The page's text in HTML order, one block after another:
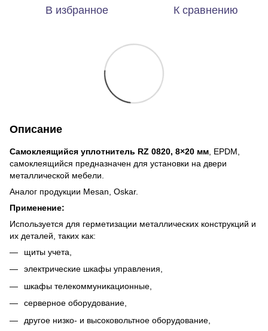
В избранное К сравнению
Описание
Самоклеящийся уплотнитель RZ 0820, 8×20 мм , EPDM,
самоклеящийся предназначен для установки на двери
металлической мебели.
Аналог продукции Mesan, Oskar.
Применение:
Используется для герметизации металлических конструкций и
их деталей, таких как:
щиты учета,
электрические шкафы управления,
шкафы телекоммуникационные,
серверное оборудование,
другое низко- и высоковольтное оборудование,